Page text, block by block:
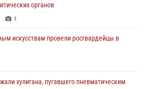
органов
3
искусствам провели росгвардейцы в
хулигана, пугавшего пневматическим